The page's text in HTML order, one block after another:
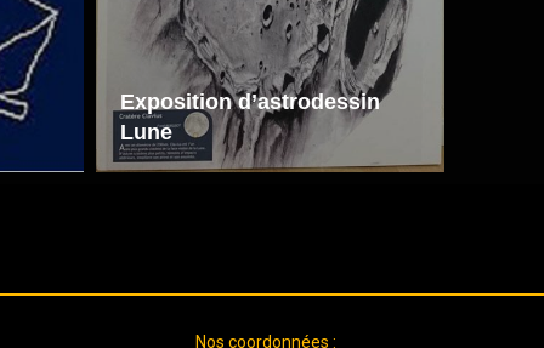
Exposition d’astrodessin
Lune
Nos coordonnées :